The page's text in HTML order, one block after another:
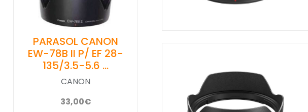
PARASOL CANON
EW-78B II P/ EF 28-
135/3.5-5.6 …
CANON
33,00€